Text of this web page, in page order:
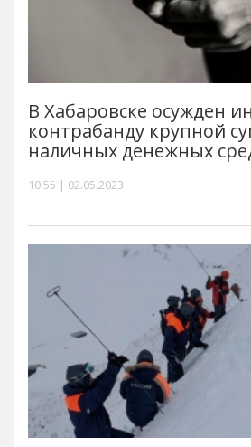
В Хабаровске осужден
контрабанду крупной
наличных денежных
10:55 | 02.05.2023